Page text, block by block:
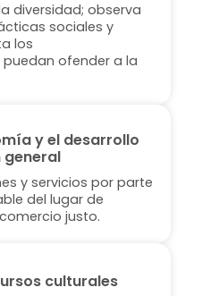
diversidad; observa
sociales y
los
ofender a la
y el desarrollo
general
y servicios por parte
del lugar de
justo.
culturales